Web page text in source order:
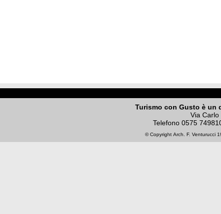
Turismo con Gusto è un
Via
Telefono 0575
© Copyright Arch. F. Venturucci